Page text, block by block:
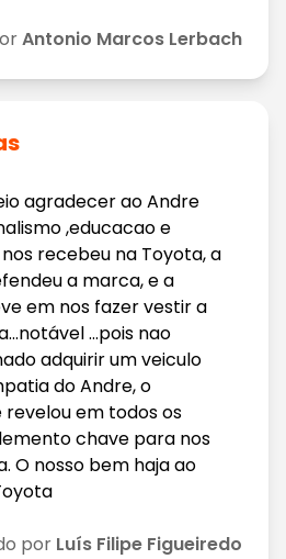
Antonio Marcos Lerbach
agradecer ao Andre
,educacao e
recebeu na Toyota, a
a marca, e a
em nos fazer vestir a
...pois nao
adquirir um veiculo
do Andre, o
em todos os
chave para nos
O nosso bem haja ao
por Luís Filipe Figueiredo